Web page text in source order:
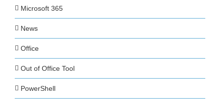
Microsoft 365
News
Office
Out of Office Tool
PowerShell